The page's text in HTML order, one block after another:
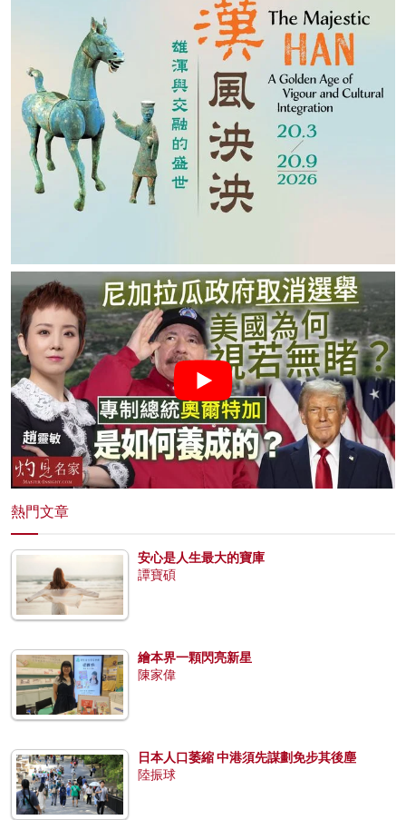
熱門文章
安心是人生最大的寶庫
譚寶碩
繪本界一顆閃亮新星
陳家偉
日本人口萎縮 中港須先謀劃免步其後塵
陸振球